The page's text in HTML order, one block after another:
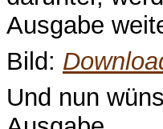
Ausgabe
Bild:
Und nun